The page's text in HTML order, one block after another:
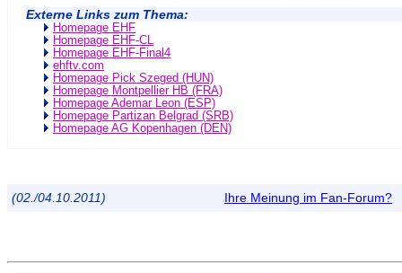
Externe Links zum Thema:
Homepage EHF
Homepage EHF-CL
Homepage EHF-Final4
ehftv.com
Homepage Pick Szeged (HUN)
Homepage Montpellier HB (FRA)
Homepage Ademar Leon (ESP)
Homepage Partizan Belgrad (SRB)
Homepage AG Kopenhagen (DEN)
(02./04.10.2011) Ihre Meinung im Fan-Forum?